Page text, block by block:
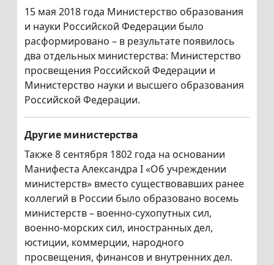
15 мая 2018 года Министерство образования
и науки Российской Федерации было
расформировано – в результате появилось
два отдельных министерства: Министерство
просвещения Российской Федерации и
Министерство науки и высшего образования
Российской Федерации.
Другие министерства
Также 8 сентября 1802 года на основании
Манифеста Александра I «Об учреждении
министерств» вместо существовавших ранее
коллегий в России было образовано восемь
министерств – военно-сухопутных сил,
военно-морских сил, иностранных дел,
юстиции, коммерции, народного
просвещения, финансов и внутренних дел.